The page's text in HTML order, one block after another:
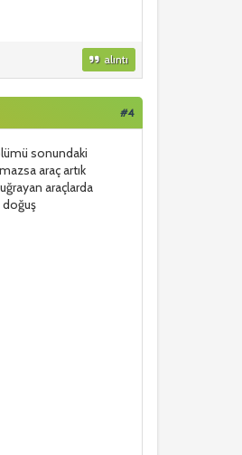
alıntı
#4
sonundaki
araç artık
araçlarda
doğuş